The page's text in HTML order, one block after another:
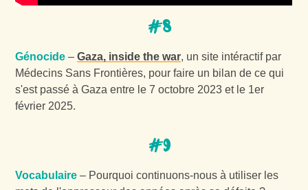
#8
Génocide –Gaza, inside the war, un site intéractif par
Médecins Sans Frontières, pour faire un bilan de ce qui
s'est passé à Gaza entre le 7 octobre 2023 et le 1er
février 2025.
#9
Vocabulaire – Pourquoi continuons-nous à utiliser les